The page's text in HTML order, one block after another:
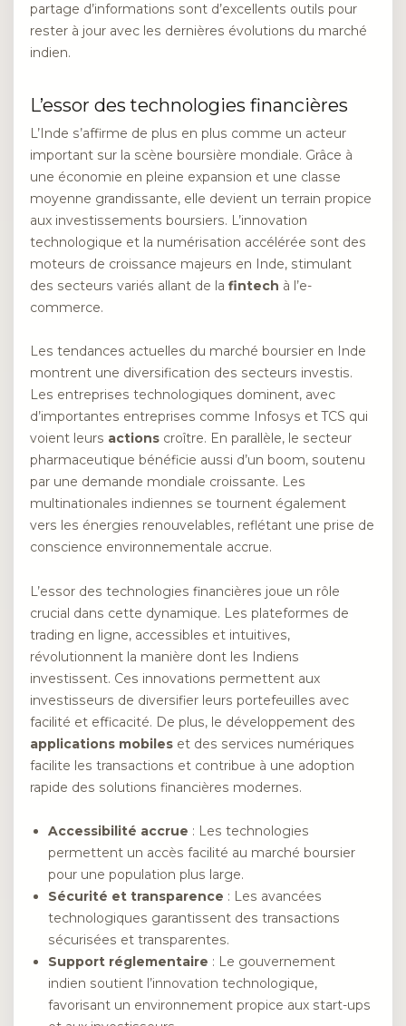
partage d’informations sont d’excellents outils pour
rester à jour avec les dernières évolutions du marché
indien.
L’essor des technologies financières
L’Inde s’affirme de plus en plus comme un acteur
important sur la scène boursière mondiale. Grâce à
une économie en pleine expansion et une classe
moyenne grandissante, elle devient un terrain propice
aux investissements boursiers. L’innovation
technologique et la numérisation accélérée sont des
moteurs de croissance majeurs en Inde, stimulant
des secteurs variés allant de la fintech à l’e-
commerce.
Les tendances actuelles du marché boursier en Inde
montrent une diversification des secteurs investis.
Les entreprises technologiques dominent, avec
d’importantes entreprises comme Infosys et TCS qui
voient leurs actions croître. En parallèle, le secteur
pharmaceutique bénéficie aussi d’un boom, soutenu
par une demande mondiale croissante. Les
multinationales indiennes se tournent également
vers les énergies renouvelables, reflétant une prise de
conscience environnementale accrue.
L’essor des technologies financières joue un rôle
crucial dans cette dynamique. Les plateformes de
trading en ligne, accessibles et intuitives,
révolutionnent la manière dont les Indiens
investissent. Ces innovations permettent aux
investisseurs de diversifier leurs portefeuilles avec
facilité et efficacité. De plus, le développement des
applications mobiles et des services numériques
facilite les transactions et contribue à une adoption
rapide des solutions financières modernes.
Accessibilité accrue : Les technologies
permettent un accès facilité au marché boursier
pour une population plus large.
Sécurité et transparence : Les avancées
technologiques garantissent des transactions
sécurisées et transparentes.
Support réglementaire : Le gouvernement
indien soutient l’innovation technologique,
favorisant un environnement propice aux start-ups